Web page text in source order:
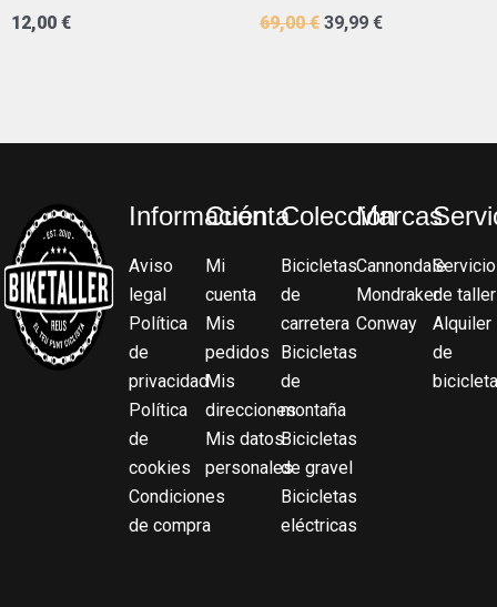
12,00 € 69,00€ 39,99 €
Información
Aviso
legal
Política
de
privacidad
Política
de
cookies
Condiciones
de compra
Cuenta
Mi
cuenta
Mis
pedidos
Mis
direcciones
Mis datos
personales
Colección
Bicicletas
de
carretera
Bicicletas
de
montaña
Bicicletas
de gravel
Bicicletas
eléctricas
Marcas
Cannondale
Mondraker
Conway
Servicio
de taller
Alquiler
de